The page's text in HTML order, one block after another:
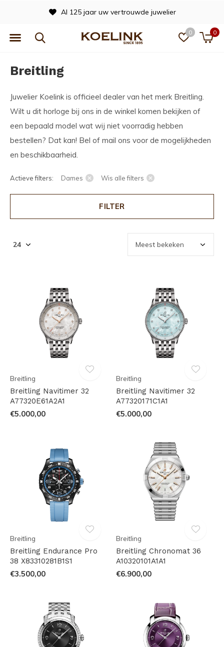
0 0
Officieel dealer van vele merken
Breitling
Juwelier Koelink is officieel dealer van het merk Breitling.
Wilt u dit horloge bij ons in de winkel komen bekijken of
een bepaald model wat wij niet voorradig hebben
bestellen? Dat kan! Bel of mail ons voor de mogelijkheden
en beschikbaarheid.
Actieve filters: Dames Wis alle filters
FILTER
Breitling
Breitling Navitimer 32
A77320E61A2A1
€5.000,00
Breitling
Breitling Navitimer 32
A77320171C1A1
€5.000,00
Breitling
Breitling Endurance Pro
38 X83310281B1S1
€3.500,00
Breitling
Breitling Chronomat 36
A10320101A1A1
€6.900,00